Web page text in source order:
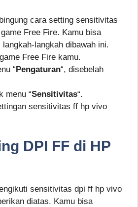
cara setting sensitivitas
Free Fire. Kamu bisa
langkah dibawah ini.
Free Fire kamu.
“Pengaturan“, disebelah
menu “Sensitivitas“.
sensitivitas ff hp vivo
DPI FF di HP
sensitivitas dpi ff hp vivo
diatas. Kamu bisa